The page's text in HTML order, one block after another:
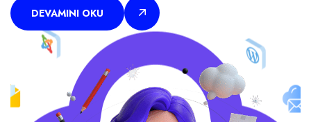
DEVAMINI OKU